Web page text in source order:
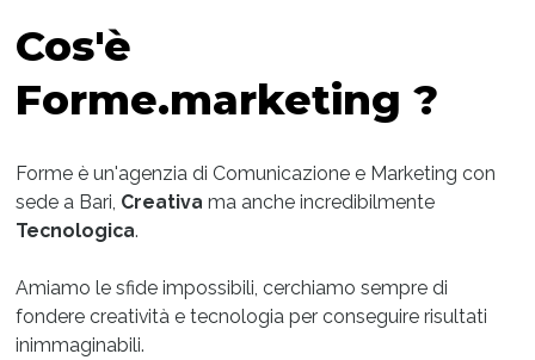
Cos'è
Forme.marketing ?
Forme è un'agenzia di Comunicazione e Marketing con
sede a Bari, Creativa ma anche incredibilmente
Tecnologica.
Amiamo le sfide impossibili, cerchiamo sempre di
fondere creatività e tecnologia per conseguire risultati
inimmaginabili.